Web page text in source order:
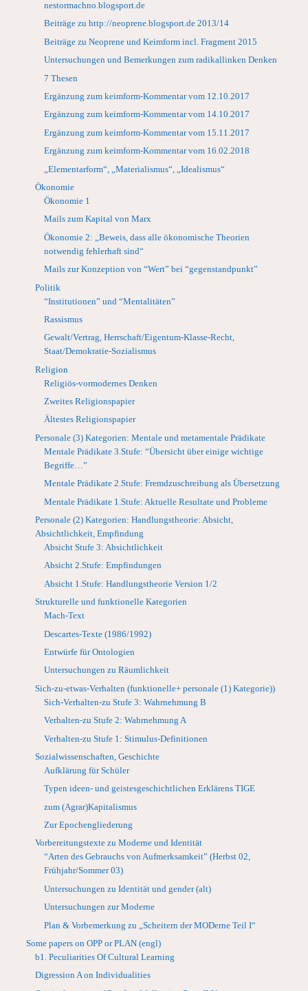
nestormachno.blogsport.de
Beiträge zu http://neoprene.blogsport.de 2013/14
Beiträge zu Neoprene und Keimform incl. Fragment 2015
Untersuchungen und Bemerkungen zum radikallinken Denken
7 Thesen
Ergänzung zum keimform-Kommentar vom 12.10.2017
Ergänzung zum keimform-Kommentar vom 14.10.2017
Ergänzung zum keimform-Kommentar vom 15.11.2017
Ergänzung zum keimform-Kommentar vom 16.02.2018
„Elementarform“, „Materialismus“, „Idealismus“
Ökonomie
Ökonomie 1
Mails zum Kapital von Marx
Ökonomie 2: „Beweis, dass alle ökonomische Theorien
notwendig fehlerhaft sind“
Mails zur Konzeption von “Wert” bei “gegenstandpunkt”
Politik
“Institutionen” und “Mentalitäten”
Rassismus
Gewalt/Vertrag, Herrschaft/Eigentum-Klasse-Recht,
Staat/Demokratie-Sozialismus
Religion
Religiös-vormodernes Denken
Zweites Religionspapier
Ältestes Religionspapier
Personale (3) Kategorien: Mentale und metamentale Prädikate
Mentale Prädikate 3.Stufe: “Übersicht über einige wichtige
Begriffe…”
Mentale Prädikate 2.Stufe: Fremdzuschreibung als Übersetzung
Mentale Prädikate 1.Stufe: Aktuelle Resultate und Probleme
Personale (2) Kategorien: Handlungstheorie: Absicht,
Absichtlichkeit, Empfindung
Absicht Stufe 3: Absichtlichkeit
Absicht 2.Stufe: Empfindungen
Absicht 1.Stufe: Handlungstheorie Version 1/2
Strukturelle und funktionelle Kategorien
Mach-Text
Descartes-Texte (1986/1992)
Entwürfe für Ontologien
Untersuchungen zu Räumlichkeit
Sich-zu-etwas-Verhalten (funktionelle+ personale (1) Kategorie))
Sich-Verhalten-zu Stufe 3: Wahrnehmung B
Verhalten-zu Stufe 2: Wahrnehmung A
Verhalten-zu Stufe 1: Stimulus-Definitionen
Sozialwissenschaften, Geschichte
Aufklärung für Schüler
Typen ideen- und geistesgeschichtlichen Erklärens TIGE
zum (Agrar)Kapitalismus
Zur Epochengliederung
Vorbereitungstexte zu Moderne und Identität
“Arten des Gebrauchs von Aufmerksamkeit” (Herbst 02,
Frühjahr/Sommer 03)
Untersuchungen zu Identität und gender (alt)
Untersuchungen zur Moderne
Plan & Vorbemerkung zu „Scheitern der MODerne Teil I“
Some papers on OPP or PLAN (engl)
b1. Peculiarities Of Cultural Learning
Digression A on Individualities